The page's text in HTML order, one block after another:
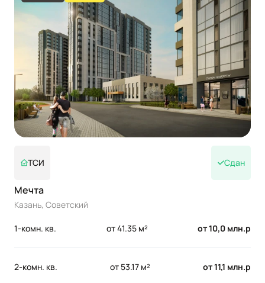
ТСИ Сдан
Мечта
Казань, Советский
1-комн. кв. от 41.35 м² от 10,0 млн.р
2-комн. кв. от 53.17 м² от 11,1 млн.р